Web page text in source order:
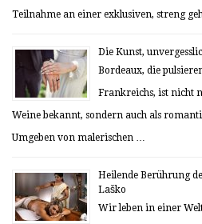
Teilnahme an einer exklusiven, streng
Die Kunst,
Bordeaux, die
Frankreichs, ist nicht
Weine bekannt, sondern auch als
Umgeben von malerischen …
Heilende Berührung
Laško
Wir leben in einer